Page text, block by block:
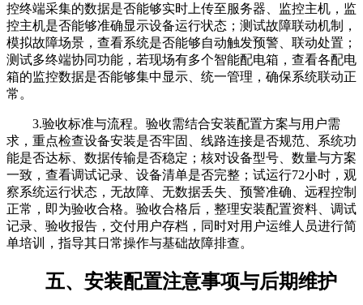
控终端采集的数据是否能够实时上传至服务器、监控主机，监
控主机是否能够准确显示设备运行状态；测试故障联动机制，
模拟故障场景，查看系统是否能够自动触发预警、联动处置；
测试多终端协同功能，若现场有多个智能配电箱，查看各配电
箱的监控数据是否能够集中显示、统一管理，确保系统联动正
常。
3.验收标准与流程。验收需结合安装配置方案与用户需
求，重点检查设备安装是否牢固、线路连接是否规范、系统功
能是否达标、数据传输是否稳定；核对设备型号、数量与方案
一致，查看调试记录、设备清单是否完整；试运行72小时，观
察系统运行状态，无故障、无数据丢失、预警准确、远程控制
正常，即为验收合格。验收合格后，整理安装配置资料、调试
记录、验收报告，交付用户存档，同时对用户运维人员进行简
单培训，指导其日常操作与基础故障排查。
五、安装配置注意事项与后期维护